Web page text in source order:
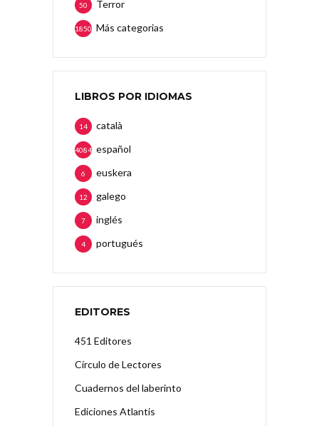
Terror
50
Más categorias
1850
LIBROS POR IDIOMAS
català
14
español
4084
euskera
6
galego
12
inglés
7
portugués
4
EDITORES
451 Editores
Círculo de Lectores
Cuadernos del laberinto
Ediciones Atlantis